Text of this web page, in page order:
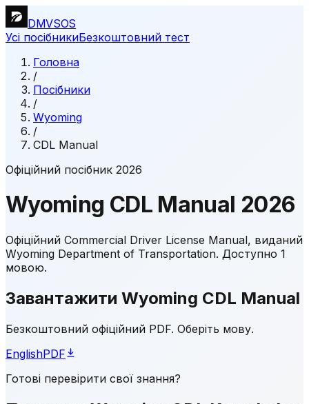
DMVSOS
Усі посібникиБезкоштовний тест
Головна
/
Посібники
/
Wyoming
/
CDL Manual
Офіційний посібник 2026
Wyoming CDL Manual 2026
Офіційний Commercial Driver License Manual, виданий
Wyoming Department of Transportation. Доступно 1
мовою.
Завантажити Wyoming CDL Manual
Безкоштовний офіційний PDF. Оберіть мову.
EnglishPDF
Готові перевірити свої знання?